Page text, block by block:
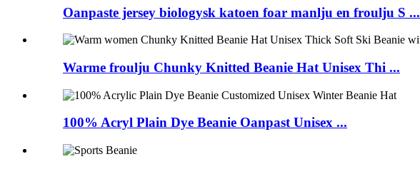
Oanpaste jersey biologysk katoen foar manlju en froulju S ...
Warme froulju Chunky Knitted Beanie Hat Unisex Thi ...
100% Acryl Plain Dye Beanie Oanpast Unisex ...